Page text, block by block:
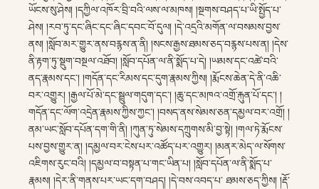
ཡོངས་སུ་ཤེས། །དཀྱིལ་འཁོར་བྲི་བའི་ལས་ལ་མཁས། །སྔགས་བཤད་པ་ཡི་སྤྱོད་པ་
ཤེས། །རབ་ཏུ་དང་ཞིང་དང་ཞིང་དབང་བོ་དུལ། །དེ་འདྲའི་མགོན་ལ་བསམས་བྱས་
ནས། །སློབ་མར་གྱུར་ནས་བརྙས་ན་ནི། །སངས་རྒྱས་ཐམས་ཅད་བརྙས་པས་ན། །དེས་
ནི་རྟག་ཏུ་སྡུག་བསྔལ་འཐོབ། །སློབ་དཔོན་ལ་ནི་སྨོད་པ་དེ། །ཡམས་དང་འཚེ་བའི་
ནད་རྣམས་དང་། །གདོན་དང་རིམས་དང་དུག་རྣམས་ཀྱིས། །རྨོངས་ཆེན་དེ་ནི་འཆི་
བར་འགྱུར། །རྒྱལ་པོ་མེ་དང་སྦྲུལ་གདུག་དང་། །ཆུ་དང་མཁའ་འགྲོ་རྐུན་པོ་དང་། །
གདོན་དང་ལོག་འདྲེན་རྣམས་ཀྱིས་ཀྱང་། །བསད་ནས་སེམས་ཅན་དམྱལ་བར་འགྲོ། །
ནམ་ཡང་སློབ་དཔོན་དག་གི་ནི། །ཀུན་ཏུ་སེམས་དཀྲུགས་མི་བྱ་སྟེ། །གལ་ཏེ་རྨོངས་
པས་བྱས་གྱུར་ན། །དམྱལ་བར་ངེས་པར་འཚོད་པར་འགྱུར། །མནར་མེད་ལ་སོགས་
འཇིགས་རུང་བའི། །དམྱལ་བ་བསྟན་པ་གང་ཡིན་པ། །སློབ་དཔོན་ལ་ནི་སྨོད་པ་
རྣམས། །དེར་ནི་གནས་པར་ཡང་དག་བཤད། །དེ་བས་འབད་པ་ ཐམས་ཅད་ཀྱིས། །རྡོ་